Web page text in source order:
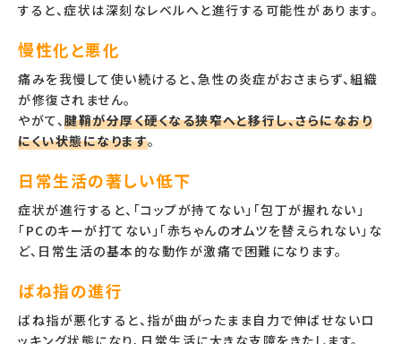
すると、症状は深刻なレベルへと進行する可能性があります。
慢性化と悪化
痛みを我慢して使い続けると、急性の炎症がおさまらず、組織
が修復されません。
やがて、腱鞘が分厚く硬くなる狭窄へと移行し、さらになおり
にくい状態になります。
日常生活の著しい低下
症状が進行すると、「コップが持てない」「包丁が握れない」
「PCのキーが打てない」「赤ちゃんのオムツを替えられない」な
ど、日常生活の基本的な動作が激痛で困難になります。
ばね指の進行
ばね指が悪化すると、指が曲がったまま自力で伸ばせないロ